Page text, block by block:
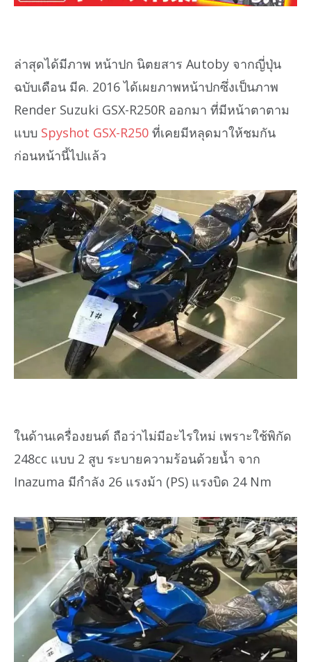
ล่าสุดได้มีภาพ หน้าปก นิตยสาร Autoby จากญี่ปุ่น
ฉบับเดือน มีค. 2016 ได้เผยภาพหน้าปกซึ่งเป็นภาพ
Render Suzuki GSX-R250R ออกมา ที่มีหน้าตาตาม
แบบ Spyshot GSX-R250 ที่เคยมีหลุดมาให้ชมกัน
ก่อนหน้านี้ไปแล้ว
ในด้านเครื่องยนต์ ถือว่าไม่มีอะไรใหม่ เพราะใช้พิกัด
248cc แบบ 2 สูบ ระบายความร้อนด้วยน้ำ จาก
Inazuma มีกำลัง 26 แรงม้า (PS) แรงบิด 24 Nm